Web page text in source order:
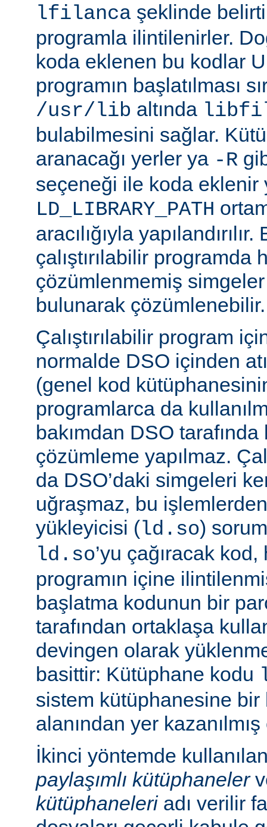
lfilanca şeklinde
programla ilintilenirler.
koda eklenen bu kodlar
programın başlatılması
/usr/lib altında
bulabilmesini sağlar.
aranacağı yerler ya -R
seçeneği ile koda eklenir
LD_LIBRARY_PATH
aracılığıyla
çalıştırılabilir programda
çözümlenmemiş
bulunarak çözümlenebilir.
Çalıştırılabilir program
normalde DSO içinden
(genel kod
programlarca da
bakımdan DSO
çözümleme yapılmaz.
da DSO’daki simgeleri
uğraşmaz, bu
yükleyicisi ( ld.so)
ld.so’yu çağıracak kod,
programın içine
başlatma kodunun bir
tarafından ortaklaşa
devingen olarak
basittir: Kütüphane kodu
sistem kütüphanesine
alanından yer kazanılmış
İkinci yöntemde
paylaşımlı kütüphaneler
kütüphaneleriadı verilir